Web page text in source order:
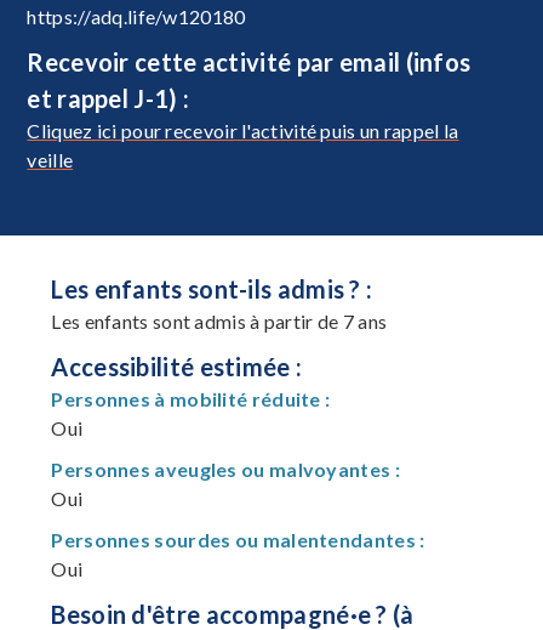
https://adq.life/w120180
Recevoir cette activité par email (infos
et rappel J-1) :
Cliquez ici pour recevoir l'activité puis un rappel la
veille
Les enfants sont-ils admis ? :
Les enfants sont admis à partir de 7 ans
Accessibilité estimée :
Personnes à mobilité réduite :
Oui
Personnes aveugles ou malvoyantes :
Oui
Personnes sourdes ou malentendantes :
Oui
Besoin d'être accompagné·e ? (à